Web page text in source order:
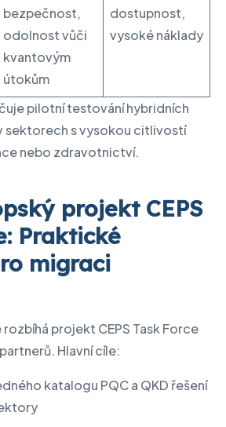
bezpečnost,
odolnost vůči
kvantovým
útokům
dostupnost,
vysoké náklady
pilotní testování hybridních
sektorech s vysokou citlivostí
nebo zdravotnictví.
projekt CEPS
Praktické
migraci
projekt CEPS Task Force
Hlavní cíle:
katalogu PQC a QKD řešení